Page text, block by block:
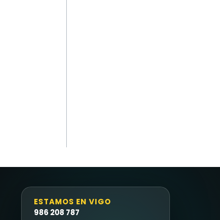
ESTAMOS EN VIGO
986 208 787